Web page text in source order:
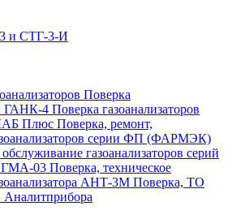
и СТГ-3-И
Поверка
ГАНК-4 Поверка газоанализаторов
Плюс Поверка, ремонт,
серии ФП (ФАРМЭК)
газоанализаторов серий
03 Поверка, техническое
АНТ-3М Поверка, ТО
Аналитприбора